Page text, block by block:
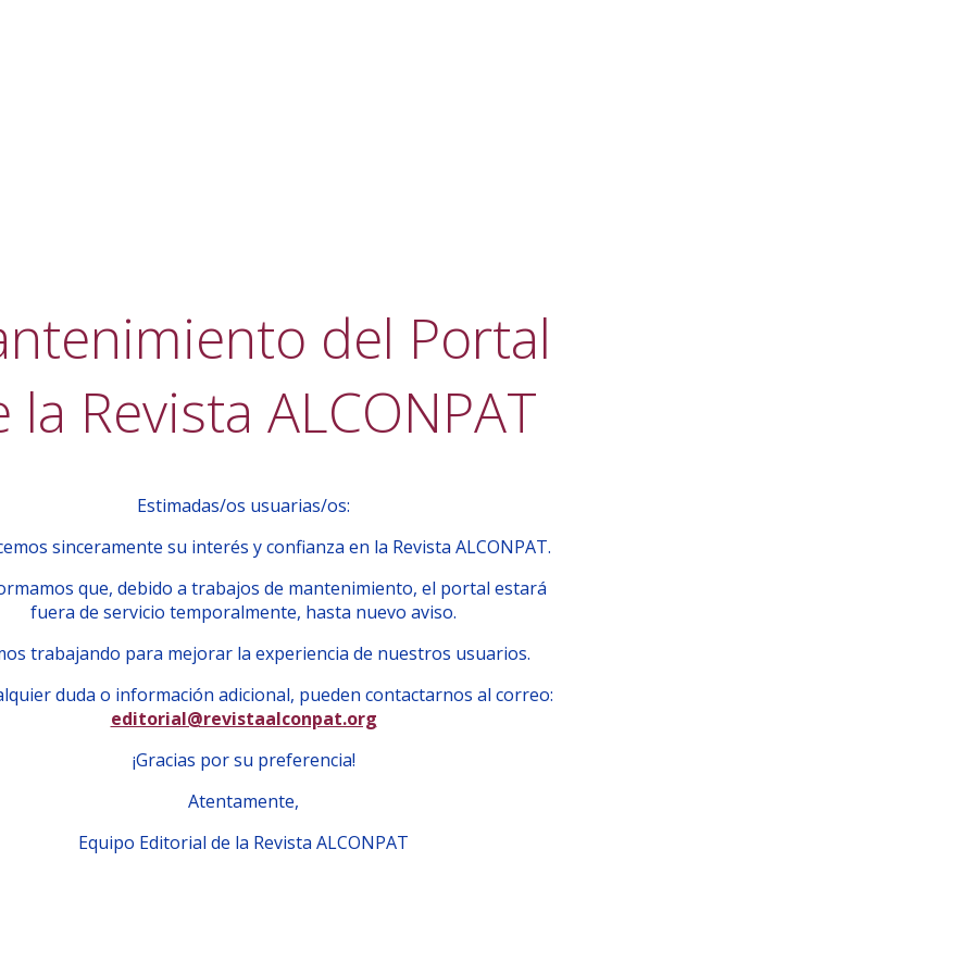
del Portal
la Revista ALCONPAT
Estimadas/os usuarias/os:
sinceramente su interés y confianza en la Revista ALCONPAT.
que, debido a trabajos de mantenimiento, el portal estará
fuera de servicio temporalmente, hasta nuevo aviso.
trabajando para mejorar la experiencia de nuestros usuarios.
duda o información adicional, pueden contactarnos al correo:
editorial@revistaalconpat.org
¡Gracias por su preferencia!
Atentamente,
Equipo Editorial de la Revista ALCONPAT